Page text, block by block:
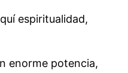
espiritualidad,
enorme potencia,